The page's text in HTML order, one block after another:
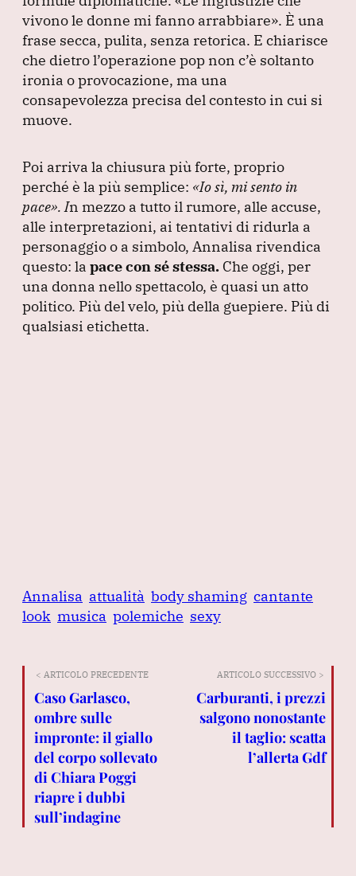
vivono le donne mi fanno arrabbiare». È una
frase secca, pulita, senza retorica. E chiarisce
che dietro l’operazione pop non c’è soltanto
ironia o provocazione, ma una
consapevolezza precisa del contesto in cui si
muove.
Poi arriva la chiusura più forte, proprio
perché è la più semplice: «Io sì, mi sento in
pace». In mezzo a tutto il rumore, alle accuse,
alle interpretazioni, ai tentativi di ridurla a
personaggio o a simbolo, Annalisa rivendica
questo: la pace con sé stessa. Che oggi, per
una donna nello spettacolo, è quasi un atto
politico. Più del velo, più della guepiere. Più di
qualsiasi etichetta.
Annalisa attualità body shaming cantante
look musica polemiche sexy
< ARTICOLO PRECEDENTE
Caso Garlasco,
ombre sulle
impronte: il giallo
del corpo sollevato
di Chiara Poggi
riapre i dubbi
sull’indagine
ARTICOLO SUCCESSIVO >
Carburanti, i prezzi
salgono nonostante
il taglio: scatta
l’allerta Gdf